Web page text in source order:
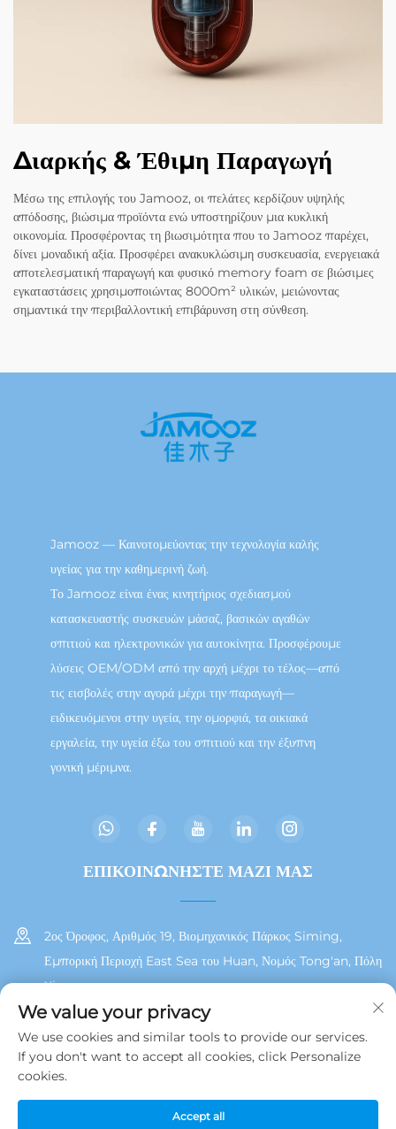
Διαρκής & Έθιμη Παραγωγή
Μέσω της επιλογής του Jamooz, οι πελάτες κερδίζουν υψηλής
απόδοσης, βιώσιμα προϊόντα ενώ υποστηρίζουν μια κυκλική
οικονομία. Προσφέροντας τη βιωσιμότητα που το Jamooz παρέχει,
δίνει μοναδική αξία. Προσφέρει ανακυκλώσιμη συσκευασία, ενεργειακά
αποτελεσματική παραγωγή και φυσικό memory foam σε βιώσιμες
εγκαταστάσεις χρησιμοποιώντας 8000m² υλικών, μειώνοντας
σημαντικά την περιβαλλοντική επιβάρυνση στη σύνθεση.
Jamooz — Καινοτομεύοντας την τεχνολογία καλής
υγείας για την καθημερινή ζωή.
Το Jamooz είναι ένας κινητήριος σχεδιασμού
κατασκευαστής συσκευών μάσαζ, βασικών αγαθών
σπιτιού και ηλεκτρονικών για αυτοκίνητα. Προσφέρουμε
λύσεις OEM/ODM από την αρχή μέχρι το τέλος—από
τις εισβολές στην αγορά μέχρι την παραγωγή—
ειδικευόμενοι στην υγεία, την ομορφιά, τα οικιακά
εργαλεία, την υγεία έξω του σπιτιού και την έξυπνη
γονική μέριμνα.
ΕΠΙΚΟΙΝΩΝΗΣΤΕ ΜΑΖΙ ΜΑΣ
2ος Όροφος, Αριθμός 19, Βιομηχανικός Πάρκος Siming,
Εμπορική Περιοχή East Sea του Huan, Νομός Tong'an, Πόλη
Xiamen
+86 13215929911
[email protected]
Δικαιώματα Πνευματικής Ιδιοκτησίας © 2025 από τη Jamooz (Xiamen)
We value your privacy
We use cookies and similar tools to provide our services.
If you don't want to accept all cookies, click Personalize
cookies.
Accept all